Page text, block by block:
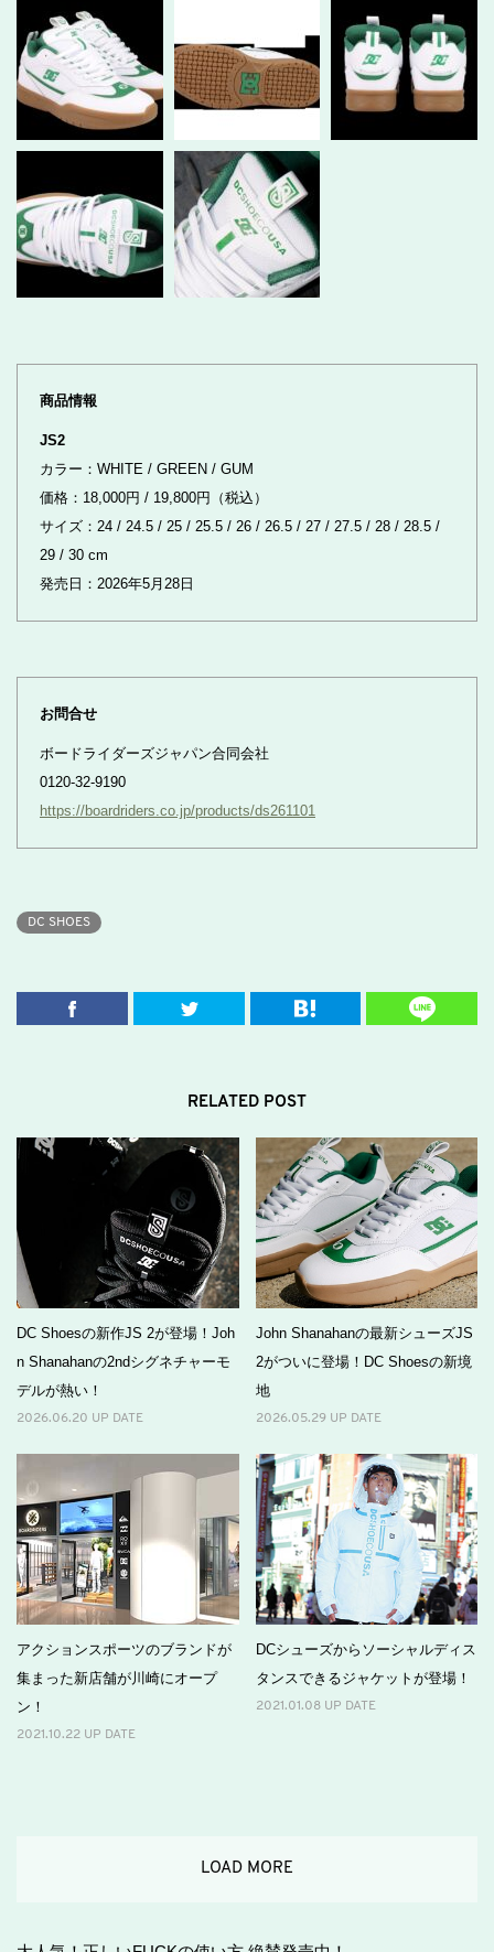
商品情報
JS2
カラー：WHITE / GREEN / GUM
価格：18,000円 / 19,800円（税込）
サイズ：24 / 24.5 / 25 / 25.5 / 26 / 26.5 / 27 / 27.5 / 28 / 28.5 /
29 / 30 cm
発売日：2026年5月28日
お問合せ
ボードライダーズジャパン合同会社
0120-32-9190
https://boardriders.co.jp/products/ds261101
DC SHOES
RELATED POST
DC Shoesの新作JS 2が登場！Joh
n Shanahanの2ndシグネチャーモ
デルが熱い！
2026.06.20 UP DATE
John Shanahanの最新シューズJS
2がついに登場！DC Shoesの新境
地
2026.05.29 UP DATE
アクションスポーツのブランドが
集まった新店舗が川崎にオープ
ン！
2021.10.22 UP DATE
DCシューズからソーシャルディス
タンスできるジャケットが登場！
2021.01.08 UP DATE
LOAD MORE